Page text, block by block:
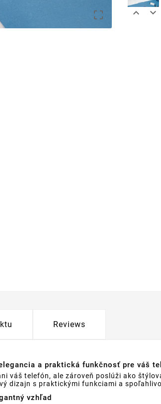
  
Reviews
a praktická funkčnosť pre váš
váš telefón, ale zároveň poslúži ako
dizajn s praktickými funkciami a
vzhľad